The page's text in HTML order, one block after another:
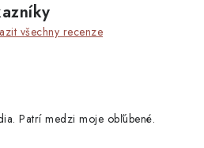
všechny recenze
Patrí medzi moje obľúbené.